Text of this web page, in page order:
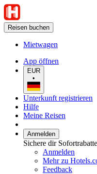
Reisen buchen
Mietwagen
App öffnen
EUR
•
Unterkunft registrieren
Hilfe
Meine Reisen
Anmelden
Sichere dir
Anmelden
Mehr zu
Feedback